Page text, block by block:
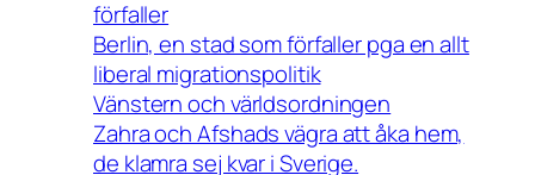
förfaller
Berlin, en stad som förfaller pga en allt
liberal migrationspolitik
Vänstern och världsordningen
Zahra och Afshads vägra att åka hem,
de klamra sej kvar i Sverige.